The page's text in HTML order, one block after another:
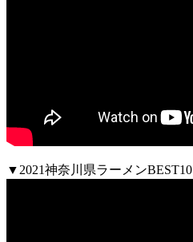
▼2021神奈川県ラーメンBEST10